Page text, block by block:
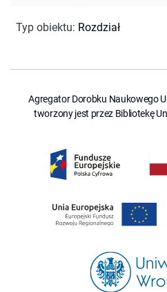
Typ obiektu: Rozdział
Agregator Dorobku Naukowego
tworzony jest przez Bibliotekę